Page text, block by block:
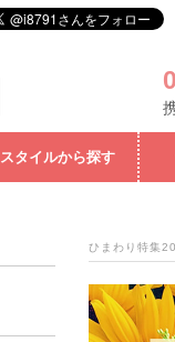
スタイルから探す
ひまわり特集